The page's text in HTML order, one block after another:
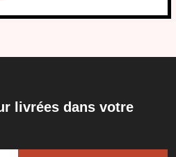
livrées dans votre